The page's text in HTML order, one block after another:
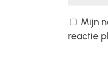
Mijn
reactie